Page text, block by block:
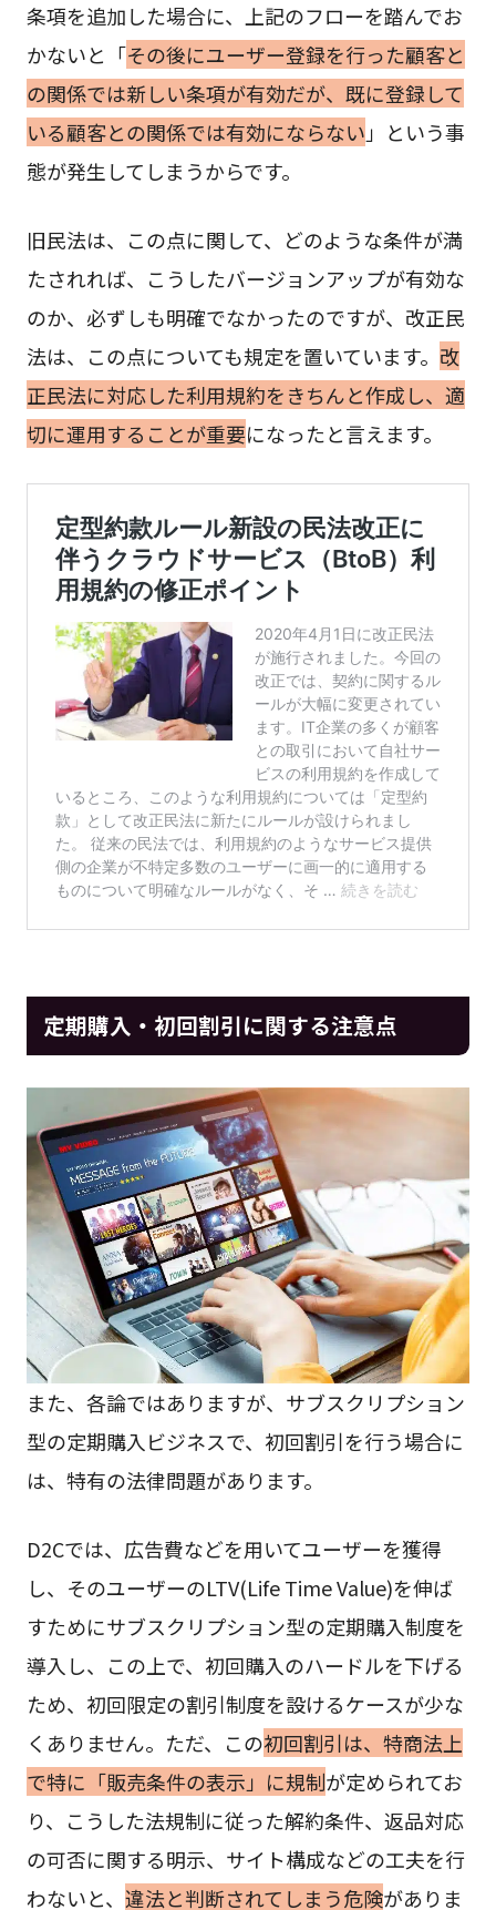
条項を追加した場合に、上記のフローを踏んでお
かないと「その後にユーザー登録を行った顧客と
の関係では新しい条項が有効だが、既に登録して
いる顧客との関係では有効にならない」という事
態が発生してしまうからです。
旧民法は、この点に関して、どのような条件が満
たされれば、こうしたバージョンアップが有効な
のか、必ずしも明確でなかったのですが、改正民
法は、この点についても規定を置いています。 改
正民法に対応した利用規約をきちんと作成し、適
切に運用することが重要になったと言えます。
定期購入・初回割引に関する注意点
また、各論ではありますが、サブスクリプション
型の定期購入ビジネスで、初回割引を行う場合に
は、特有の法律問題があります。
D2Cでは、広告費などを用いてユーザーを獲得
し、そのユーザーのLTV(Life Time Value)を伸ば
すためにサブスクリプション型の定期購入制度を
導入し、この上で、初回購入のハードルを下げる
ため、初回限定の割引制度を設けるケースが少な
くありません。ただ、この初回割引は、特商法上
で特に「販売条件の表示」に規制が定められてお
り、こうした法規制に従った解約条件、返品対応
の可否に関する明示、サイト構成などの工夫を行
わないと、 違法と判断されてしまう危険がありま